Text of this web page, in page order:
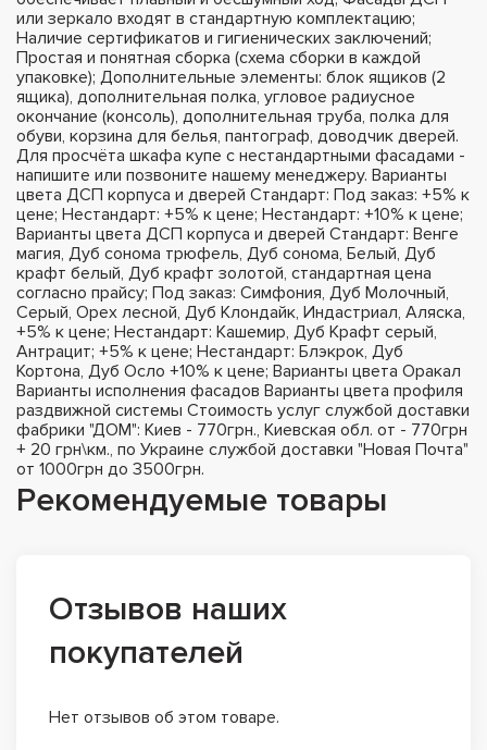
или зеркало входят в стандартную комплектацию;
Наличие сертификатов и гигиенических заключений;
Простая и понятная сборка (схема сборки в каждой
упаковке); Дополнительные элементы: блок ящиков (2
ящика), дополнительная полка, угловое радиусное
окончание (консоль), дополнительная труба, полка для
обуви, корзина для белья, пантограф, доводчик дверей.
Для просчёта шкафа купе с нестандартными фасадами -
напишите или позвоните нашему менеджеру. Варианты
цвета ДСП корпуса и дверей Стандарт: Под заказ: +5% к
цене; Нестандарт: +5% к цене; Нестандарт: +10% к цене;
Варианты цвета ДСП корпуса и дверей Стандарт: Венге
магия, Дуб сонома трюфель, Дуб сонома, Белый, Дуб
крафт белый, Дуб крафт золотой, стандартная цена
согласно прайсу; Под заказ: Симфония, Дуб Молочный,
Серый, Орех лесной, Дуб Клондайк, Индастриал, Аляска,
+5% к цене; Нестандарт: Кашемир, Дуб Крафт серый,
Антрацит; +5% к цене; Нестандарт: Блэкрок, Дуб
Кортона, Дуб Осло +10% к цене; Варианты цвета Оракал
Варианты исполнения фасадов Варианты цвета профиля
раздвижной системы Стоимость услуг службой доставки
фабрики "ДОМ": Киев - 770грн., Киевская обл. от - 770грн
+ 20 грн\км., по Украине службой доставки "Новая Почта"
от 1000грн до 3500грн.
Рекомендуемые товары
Отзывов наших
покупателей
Нет отзывов об этом товаре.